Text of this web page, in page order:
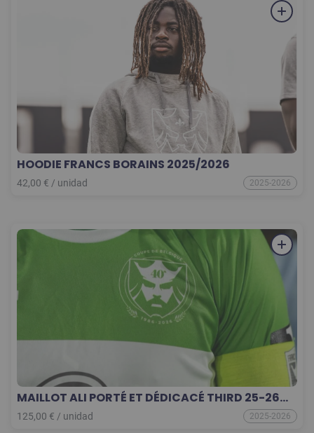
HOODIE FRANCS BORAINS 2025/2026
42,00 € / unidad 2025-2026
MAILLOT ALI PORTÉ ET DÉDICACÉ THIRD 25-26
COLLECTOR
125,00 € / unidad 2025-2026